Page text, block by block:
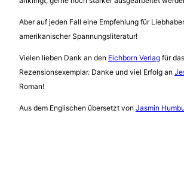
Aber auf jeden Fall eine Empfehlung für
amerikanischer Spannungsliteratur!
Vielen lieben Dank an den Eichborn Verlag für
Rezensionsexemplar. Danke und viel Erfolg an
Roman!
Aus dem Englischen übersetzt von Jasmin